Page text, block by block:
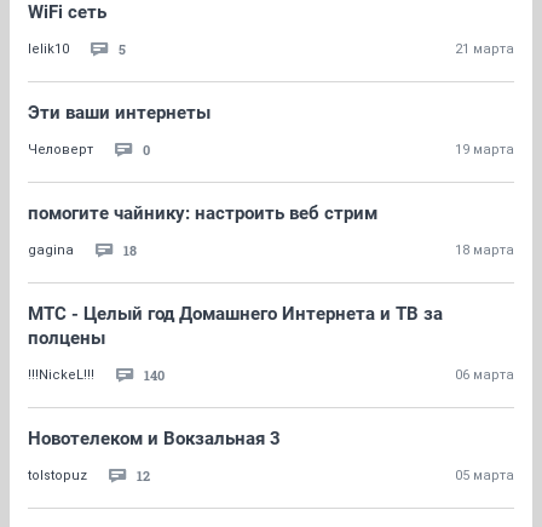
WiFi сеть
lelik10 5 21 марта
Эти ваши интернеты
Человерт 0 19 марта
помогите чайнику: настроить веб стрим
gagina 18 18 марта
МТС - Целый год Домашнего Интернета и ТВ за
полцены
!!!NickeL!!! 140 06 марта
Новотелеком и Вокзальная 3
tolstopuz 12 05 марта